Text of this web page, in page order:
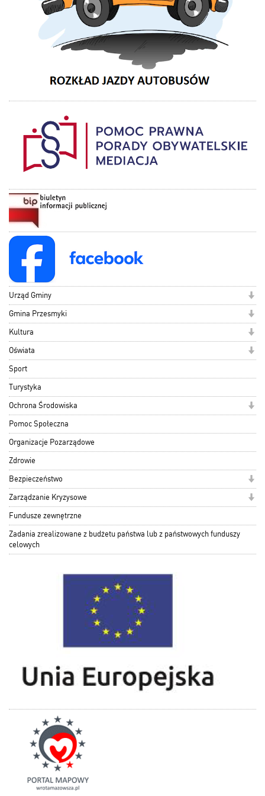
Urząd Gminy
Gmina Przesmyki
Kultura
Oświata
Sport
Turystyka
Ochrona Środowiska
Pomoc Społeczna
Organizacje Pozarządowe
Zdrowie
Bezpieczeństwo
Zarządzanie Kryzysowe
Fundusze zewnętrzne
Zadania zrealizowane z budżetu państwa lub z państwowych funduszy
celowych